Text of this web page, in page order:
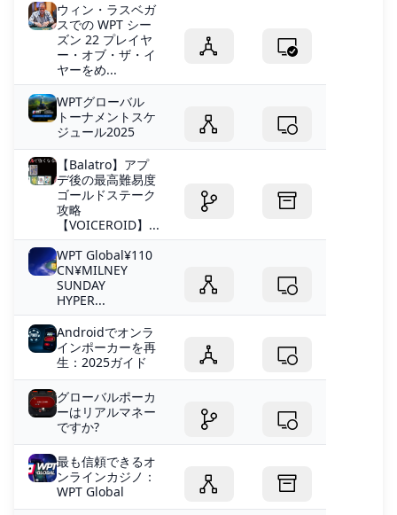
ウィン・ラスベガ
スでの WPT シー
ズン 22 プレイヤ
ー・オブ・ザ・イ
ヤーをめ...
WPTグローバル
トーナメントスケ
ジュール2025
【Balatro】アプ
デ後の最高難易度
ゴールドステーク
攻略
【VOICEROID】...
WPT Global¥110
CN¥MILNEY
SUNDAY
HYPER...
Androidでオンラ
インポーカーを再
生：2025ガイド
グローバルポーカ
ーはリアルマネー
ですか?
最も信頼できるオ
ンラインカジノ：
WPT Global